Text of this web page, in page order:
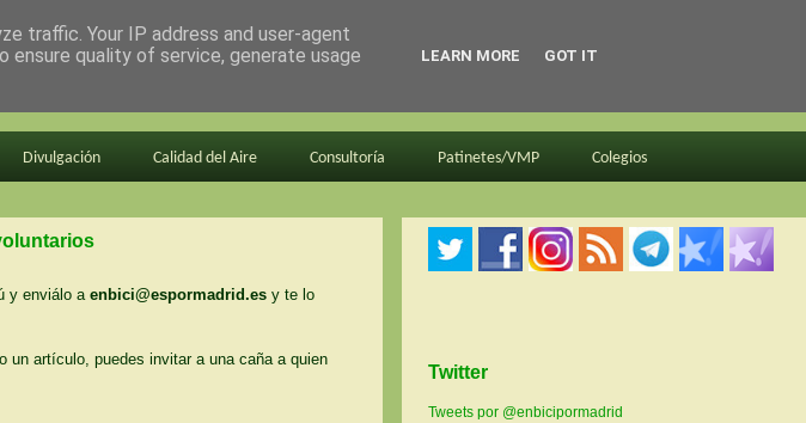
Divulgación Calidad del Aire Consultoría Patinetes/VMP Colegios
y enviálo a enbici@espormadrid.es y te lo
un artículo, puedes invitar a una caña a quien
Twitter
Tweets por @enbicipormadrid
traffic. Your IP address and user-agent
ensure quality of service, generate usage
LEARN MORE GOT IT